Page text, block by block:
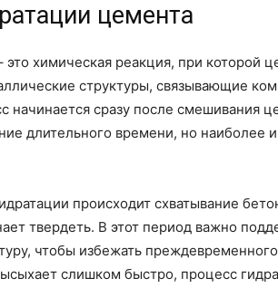
цемента
это химическая реакция, при которой
структуры, связывающие
начинается сразу после смешивания
длительного времени, но наиболее
происходит схватывание
твердеть. В этот период важно
чтобы избежать
слишком быстро, процесс